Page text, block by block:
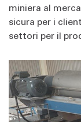
miniera al
sicura per i
settori per il